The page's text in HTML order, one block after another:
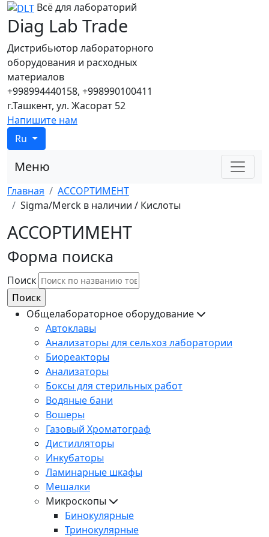
Всё для лабораторий
Diag Lab Trade
Дистрибьютор лабораторного
оборудования и расходных
материалов
+998994440158, +998990100411
г.Ташкент, ул. Жасорат 52
Напишите нам
Ru
Меню
Главная
АССОРТИМЕНТ
Sigma/Merck в наличии / Кислоты
АССОРТИМЕНТ
Форма поиска
Поиск
Общелабораторное оборудование
Автоклавы
Анализаторы для сельхоз лаборатории
Биореакторы
Анализаторы
Боксы для стерильных работ
Водяные бани
Вошеры
Газовый Хроматограф
Дистилляторы
Инкубаторы
Ламинарные шкафы
Мешалки
Микроскопы
Бинокулярные
Тринокулярные